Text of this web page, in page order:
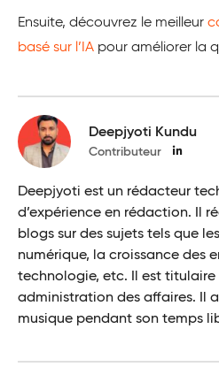
Ensuite, découvrez le meilleur
basé sur l’IA pour améliorer la
Deepjyoti Kundu
Contributeur
Deepjyoti est un rédacteur
d’expérience en rédaction. Il
blogs sur des sujets tels que
numérique, la croissance des
technologie, etc. Il est titulaire
administration des affaires. Il
musique pendant son temps